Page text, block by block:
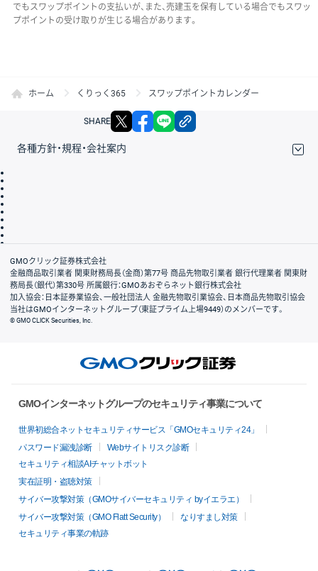
でもスワップポイントの支払いが、また、売建玉を保有している場合でもスワッ
プポイントの受け取りが生じる場合があります。
ホーム くりっく365 スワップポイントカレンダー
SHARE X facebook
各種方針・規程・会社案内
会社案内
GMOクリック証券株式会社
金融商品取引業者 関東財務局長（金商）第77号 商品先物取引業者 銀行代理業者 関東財
務局長（銀代）第330号 所属銀行：GMOあおぞらネット銀行株式会社
加入協会：日本証券業協会、一般社団法人 金融先物取引業協会、日本商品先物取引協会
当社はGMOインターネットグループ（東証プライム上場9449）のメンバーです。
© GMO CLICK Securities, Inc.
GMOインターネットグループのセキュリティ事業について
世界初総合ネットセキュリティサービス「GMOセキュリティ24」
パスワード漏洩診断
Webサイトリスク診断
セキュリティ相談AIチャットボット
実在証明・盗聴対策
サイバー攻撃対策（GMOサイバーセキュリティ byイエラエ）
サイバー攻撃対策（GMO Flatt Security）
なりすまし対策
セキュリティ事業の軌跡